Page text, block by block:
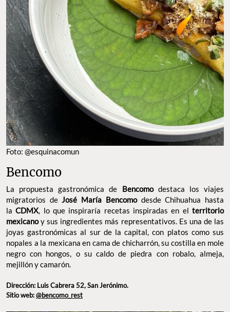
Foto: @esquinacomun
Bencomo
La propuesta gastronómica de Bencomodestaca los viajes
migratorios deJosé María Bencomo desde Chihuahua hasta
laCDMX, lo que inspiraría recetas inspiradas en el territorio
mexicanoy sus ingredientes más representativos. Es una de las
joyas gastronómicas al sur de la capital, con platos como sus
nopales a la mexicana en cama de chicharrón, su costilla en mole
negro con hongos, o su caldo de piedra con robalo, almeja,
mejillón y camarón.
Dirección: Luis Cabrera 52, San Jerónimo.
Sitio web:@bencomo_rest